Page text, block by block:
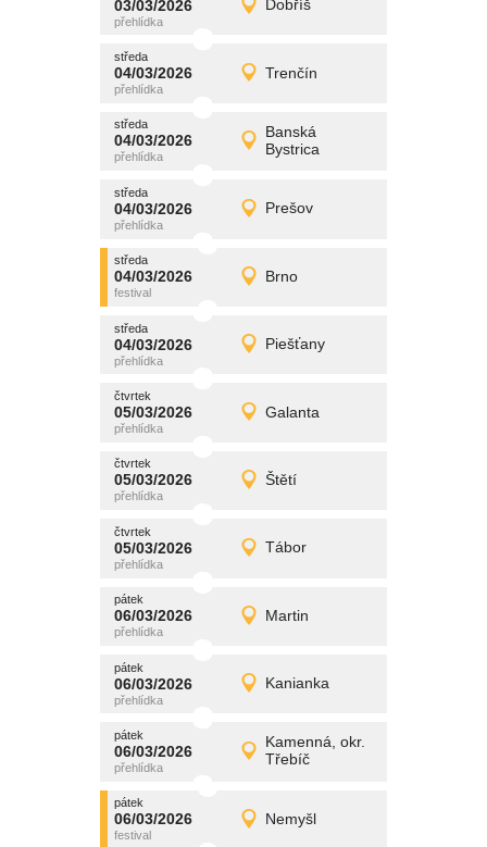
03/03/2026 Dobříš
úterý
03/03/2026 Detail
středa
04/03/2026 Trenčín
středa
04/03/2026 Detail
promítání
středa
04/03/2026
Banská
Bystrica
středa
04/03/2026 Detail
promítání
středa
04/03/2026 Prešov
středa
04/03/2026 Detail
promítání
středa
04/03/2026 Brno
středa
04/03/2026 Detail
promítání
středa
04/03/2026 Piešťany
středa
04/03/2026 Detail
promítání
čtvrtek
05/03/2026 Galanta
čtvrtek
05/03/2026 Detail
promítání
čtvrtek
05/03/2026 Štětí
čtvrtek
05/03/2026 Detail
promítání
čtvrtek
05/03/2026 Tábor
čtvrtek
05/03/2026 Detail
promítání
pátek
06/03/2026 Martin
pátek
06/03/2026 Detail
promítání
pátek
06/03/2026 Kanianka
pátek
06/03/2026 Detail
promítání
pátek
06/03/2026
Kamenná, okr.
Třebíč
pátek
06/03/2026 Detail
promítání
pátek
06/03/2026 Nemyšl
pátek
06/03/2026 Detail
promítání